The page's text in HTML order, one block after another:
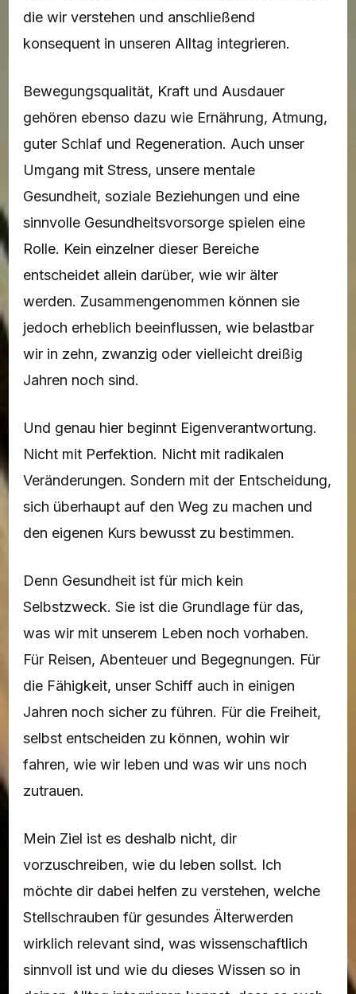
die wir verstehen und anschließend
konsequent in unseren Alltag integrieren.
Bewegungsqualität, Kraft und Ausdauer
gehören ebenso dazu wie Ernährung, Atmung,
guter Schlaf und Regeneration. Auch unser
Umgang mit Stress, unsere mentale
Gesundheit, soziale Beziehungen und eine
sinnvolle Gesundheitsvorsorge spielen eine
Rolle. Kein einzelner dieser Bereiche
entscheidet allein darüber, wie wir älter
werden. Zusammengenommen können sie
jedoch erheblich beeinflussen, wie belastbar
wir in zehn, zwanzig oder vielleicht dreißig
Jahren noch sind.
Und genau hier beginnt Eigenverantwortung.
Nicht mit Perfektion. Nicht mit radikalen
Veränderungen. Sondern mit der Entscheidung,
sich überhaupt auf den Weg zu machen und
den eigenen Kurs bewusst zu bestimmen.
Denn Gesundheit ist für mich kein
Selbstzweck. Sie ist die Grundlage für das,
was wir mit unserem Leben noch vorhaben.
Für Reisen, Abenteuer und Begegnungen. Für
die Fähigkeit, unser Schiff auch in einigen
Jahren noch sicher zu führen. Für die Freiheit,
selbst entscheiden zu können, wohin wir
fahren, wie wir leben und was wir uns noch
zutrauen.
Mein Ziel ist es deshalb nicht, dir
vorzuschreiben, wie du leben sollst. Ich
möchte dir dabei helfen zu verstehen, welche
Stellschrauben für gesundes Älterwerden
wirklich relevant sind, was wissenschaftlich
sinnvoll ist und wie du dieses Wissen so in